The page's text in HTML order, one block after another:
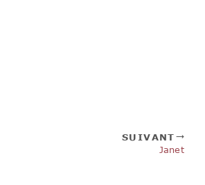
SUIVANT
Janet